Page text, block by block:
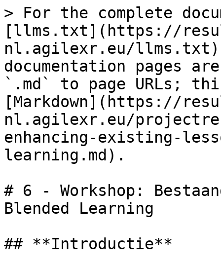
> For the complete
[llms.txt](https://
nl.agilexr.eu/llms.txt).
documentation pages
`.md` to page URLs;
[Markdown](https://
nl.agilexr.eu/
enhancing-existing-
learning.md).
# 6 - Workshop:
Blended Learning
## **Introductie**